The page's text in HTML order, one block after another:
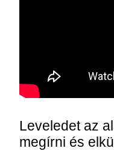
Leveledet az
megírni és